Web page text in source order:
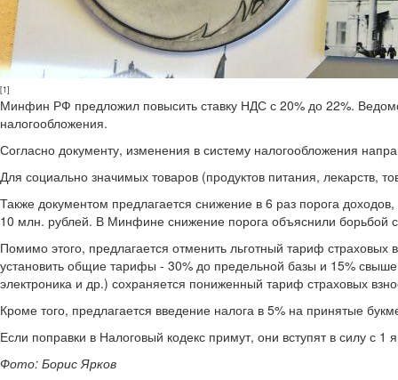
[1]
Минфин РФ предложил повысить ставку НДС с 20% до 22%.
налогообложения.
Согласно документу, изменения в систему налогообложения
Для социально значимых товаров (продуктов питания, лекарств,
Также документом предлагается снижение в 6 раз порога
10 млн. рублей. В Минфине снижение порога объяснили борьбой
Помимо этого, предлагается отменить льготный тариф страховых
установить общие тарифы - 30% до предельной базы и 15%
электроника и др.) сохраняется пониженный тариф страховых
Кроме того, предлагается введение налога в 5% на принятые
Если поправки в Налоговый кодекс примут, они вступят в силу с 1
Фото: Борис Ярков